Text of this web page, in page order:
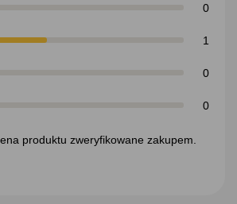
0
1
0
0
produktu zweryfikowane zakupem.